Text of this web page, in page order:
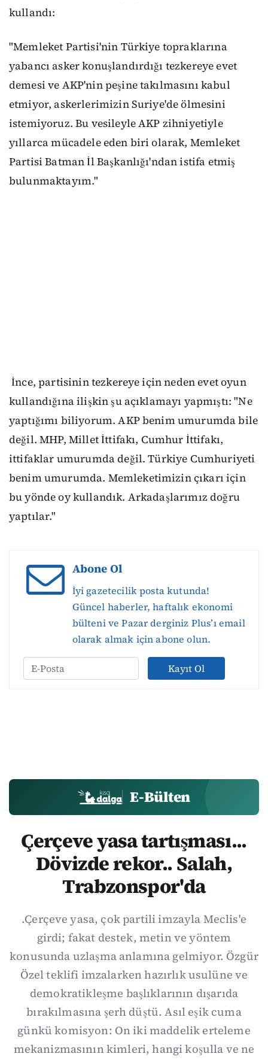
kullandı:
"Memleket Partisi'nin Türkiye topraklarına
yabancı asker konuşlandırdığı tezkereye evet
demesi ve AKP'nin peşine takılmasını kabul
etmiyor, askerlerimizin Suriye'de ölmesini
istemiyoruz. Bu vesileyle AKP zihniyetiyle
yıllarca mücadele eden biri olarak, Memleket
Partisi Batman İl Başkanlığı'ndan istifa etmiş
bulunmaktayım."
İnce, partisinin tezkereye için neden evet oyun
kullandığına ilişkin şu açıklamayı yapmıştı: "Ne
yaptığımı biliyorum. AKP benim umurumda bile
değil. MHP, Millet İttifakı, Cumhur İttifakı,
ittifaklar umurumda değil. Türkiye Cumhuriyeti
benim umurumda. Memleketimizin çıkarı için
bu yönde oy kullandık. Arkadaşlarımız doğru
yaptılar."
Abone Ol
İyi gazetecilik posta kutunda!
Güncel haberler, haftalık ekonomi
bülteni ve Pazar derginiz Plus’ı email
olarak almak için abone olun.
Kayıt Ol
E-Bülten
Çerçeve yasa tartışması...
Dövizde rekor.. Salah,
Trabzonspor'da
.Çerçeve yasa, çok partili imzayla Meclis'e
girdi; fakat destek, metin ve yöntem
konusunda uzlaşma anlamına gelmiyor. Özgür
Özel teklifi imzalarken hazırlık usulüne ve
demokratikleşme başlıklarının dışarıda
bırakılmasına şerh düştü. Asıl eşik cuma
günkü komisyon: On iki maddelik erteleme
mekanizmasının kimleri, hangi koşulla ve ne